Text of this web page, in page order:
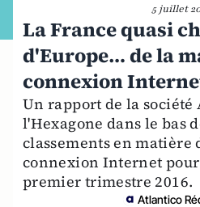
5 juillet
La France quasi
d'Europe… de la
connexion
Un rapport de la société
l'Hexagone dans le bas
classements en matière
connexion Internet pour
premier trimestre 2016.
Atlantico